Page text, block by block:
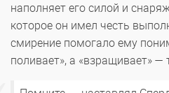
наполняет его силой и
которое он имел честь
смирение помогало ему
поливает», а «взращивает» —